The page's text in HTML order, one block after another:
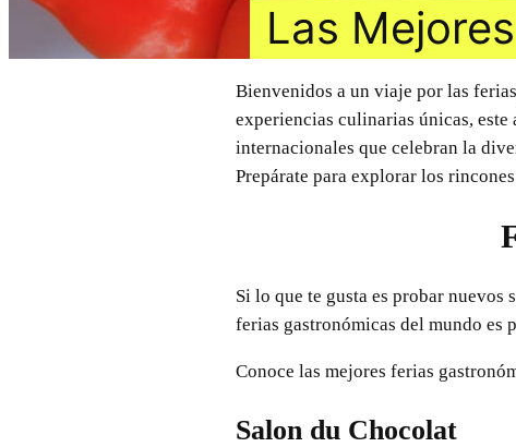
Las
Bienvenidos a un viaje por las
experiencias culinarias únicas,
internacionales que celebran la
Prepárate para explorar los
Si lo que te gusta es probar
ferias gastronómicas del mundo es
Conoce las mejores ferias
Salon du Chocolat